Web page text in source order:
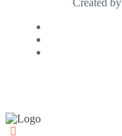
Created by